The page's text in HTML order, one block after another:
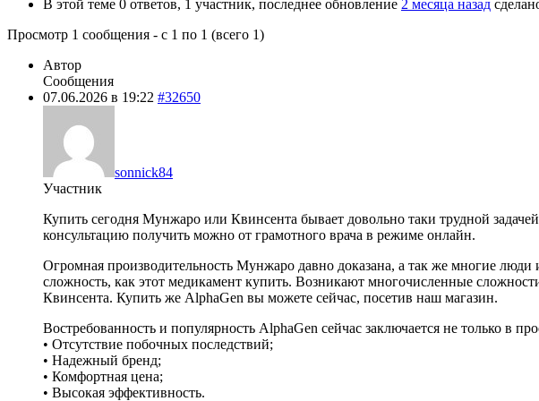
В этой теме 0 ответов, 1 участник, последнее обновление 2 месяца назад
Просмотр 1 сообщения - с 1 по 1 (всего 1)
Автор
Сообщения
07.06.2026 в 19:22 #32650
sonnick84
Участник
Купить сегодня Мунжаро или Квинсента бывает довольно таки трудной
консультацию получить можно от грамотного врача в режиме онлайн.
Огромная производительность Мунжаро давно доказана, а так же многие
сложность, как этот медикамент купить. Возникают многочисленные
Квинсента. Купить же AlphaGen вы можете сейчас, посетив наш магазин.
Востребованность и популярность AlphaGen сейчас заключается не только в
• Отсутствие побочных последствий;
• Надежный бренд;
• Комфортная цена;
• Высокая эффективность.